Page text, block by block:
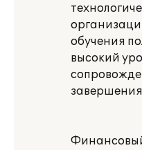
обучения
высокий